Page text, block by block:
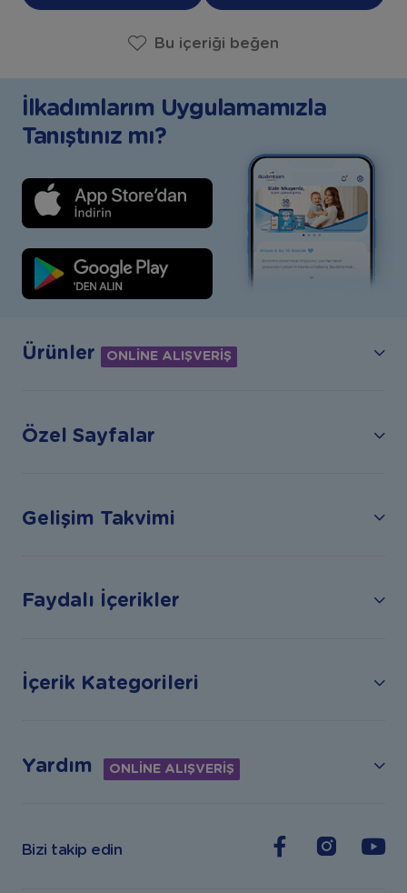
Bu içeriği beğen
İlkadımlarım Uygulamamızla
Tanıştınız mı?
Ürünler ONLİNE ALIŞVERİŞ
Özel Sayfalar
Gelişim Takvimi
Faydalı İçerikler
İçerik Kategorileri
Yardım ONLİNE ALIŞVERİŞ
Bizi takip edin